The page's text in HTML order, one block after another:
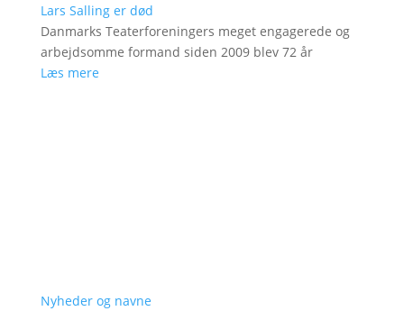
Lars Salling er død
Danmarks Teaterforeningers meget engagerede og
arbejdsomme formand siden 2009 blev 72 år
Læs mere
Nyheder og navne